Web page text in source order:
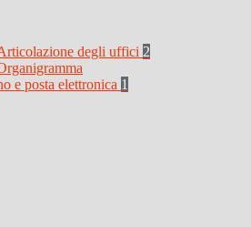
degli uffici 2
e posta elettronica 1